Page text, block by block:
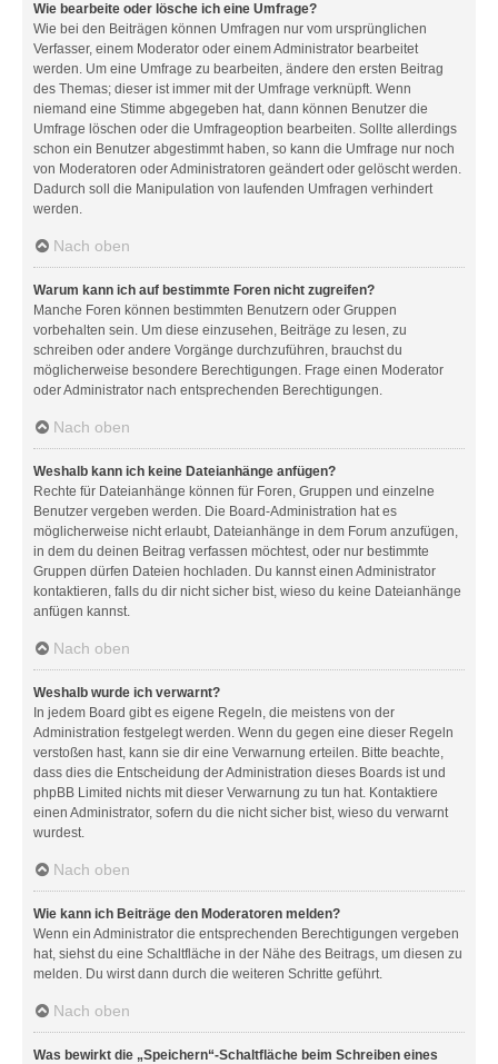
Wie bearbeite oder lösche ich eine Umfrage?
Wie bei den Beiträgen können Umfragen nur vom ursprünglichen
Verfasser, einem Moderator oder einem Administrator bearbeitet
werden. Um eine Umfrage zu bearbeiten, ändere den ersten Beitrag
des Themas; dieser ist immer mit der Umfrage verknüpft. Wenn
niemand eine Stimme abgegeben hat, dann können Benutzer die
Umfrage löschen oder die Umfrageoption bearbeiten. Sollte allerdings
schon ein Benutzer abgestimmt haben, so kann die Umfrage nur noch
von Moderatoren oder Administratoren geändert oder gelöscht werden.
Dadurch soll die Manipulation von laufenden Umfragen verhindert
werden.
Nach oben
Warum kann ich auf bestimmte Foren nicht zugreifen?
Manche Foren können bestimmten Benutzern oder Gruppen
vorbehalten sein. Um diese einzusehen, Beiträge zu lesen, zu
schreiben oder andere Vorgänge durchzuführen, brauchst du
möglicherweise besondere Berechtigungen. Frage einen Moderator
oder Administrator nach entsprechenden Berechtigungen.
Nach oben
Weshalb kann ich keine Dateianhänge anfügen?
Rechte für Dateianhänge können für Foren, Gruppen und einzelne
Benutzer vergeben werden. Die Board-Administration hat es
möglicherweise nicht erlaubt, Dateianhänge in dem Forum anzufügen,
in dem du deinen Beitrag verfassen möchtest, oder nur bestimmte
Gruppen dürfen Dateien hochladen. Du kannst einen Administrator
kontaktieren, falls du dir nicht sicher bist, wieso du keine Dateianhänge
anfügen kannst.
Nach oben
Weshalb wurde ich verwarnt?
In jedem Board gibt es eigene Regeln, die meistens von der
Administration festgelegt werden. Wenn du gegen eine dieser Regeln
verstoßen hast, kann sie dir eine Verwarnung erteilen. Bitte beachte,
dass dies die Entscheidung der Administration dieses Boards ist und
phpBB Limited nichts mit dieser Verwarnung zu tun hat. Kontaktiere
einen Administrator, sofern du die nicht sicher bist, wieso du verwarnt
wurdest.
Nach oben
Wie kann ich Beiträge den Moderatoren melden?
Wenn ein Administrator die entsprechenden Berechtigungen vergeben
hat, siehst du eine Schaltfläche in der Nähe des Beitrags, um diesen zu
melden. Du wirst dann durch die weiteren Schritte geführt.
Nach oben
Was bewirkt die „Speichern“-Schaltfläche beim Schreiben eines